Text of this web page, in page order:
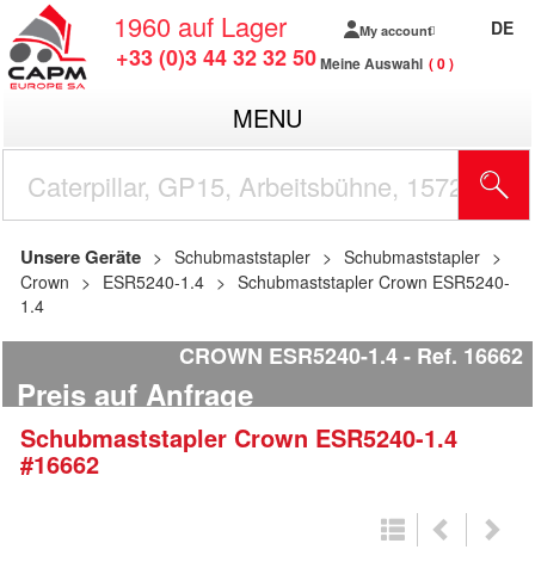
1960 auf Lager
+33 (0)3 44 32 32 50
My account
Meine Auswahl 0
DE
MENU
Unsere Geräte Schubmaststapler
Schubmaststapler
Crown
ESR5240-1.4
Schubmaststapler Crown ESR5240-
1.4
CROWN ESR5240-1.4 Ref. 16662
Preis auf Anfrage
Schubmaststapler Crown ESR5240-1.4
#16662